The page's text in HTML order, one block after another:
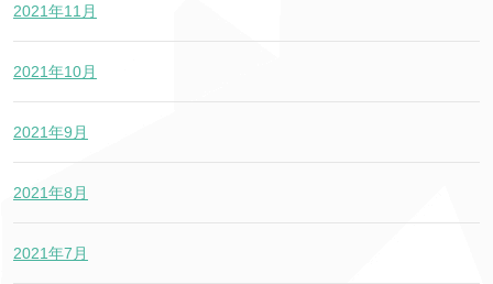
2021年11月
2021年10月
2021年9月
2021年8月
2021年7月